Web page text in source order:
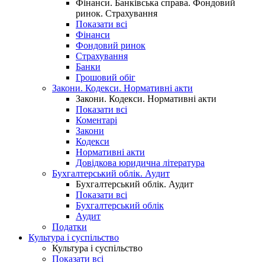
Фінанси. Банківська справа. Фондовий
ринок. Страхування
Показати всі
Фінанси
Фондовий ринок
Страхування
Банки
Грошовий обіг
Закони. Кодекси. Нормативні акти
Закони. Кодекси. Нормативні акти
Показати всі
Коментарі
Закони
Кодекси
Нормативні акти
Довідкова юридична література
Бухгалтерський облік. Аудит
Бухгалтерський облік. Аудит
Показати всі
Бухгалтерський облік
Аудит
Податки
Культура і суспільство
Культура і суспільство
Показати всі